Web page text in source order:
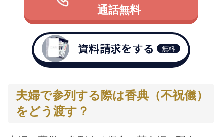
通話無料
資料請求をする 無料
夫婦で参列する際は香典（不祝儀）
をどう渡す？